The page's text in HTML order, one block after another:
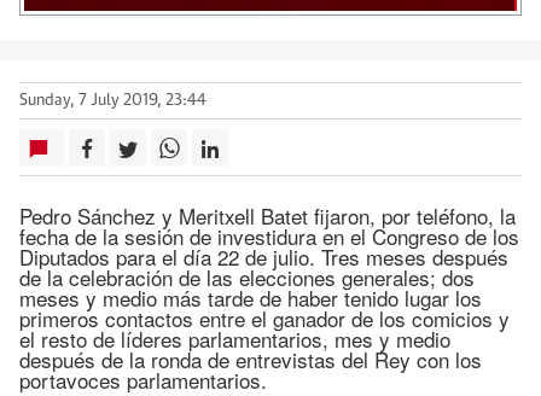
Sunday, 7 July 2019, 23:44
Pedro Sánchez y Meritxell Batet fijaron, por teléfono, la
fecha de la sesión de investidura en el Congreso de los
Diputados para el día 22 de julio. Tres meses después
de la celebración de las elecciones generales; dos
meses y medio más tarde de haber tenido lugar los
primeros contactos entre el ganador de los comicios y
el resto de líderes parlamentarios, mes y medio
después de la ronda de entrevistas del Rey con los
portavoces parlamentarios.